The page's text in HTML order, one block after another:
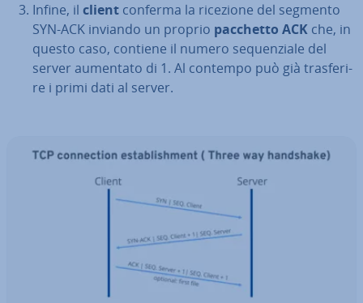
Infine, il client conferma la ricezione del segmento
SYN-ACK inviando un proprio pacchetto ACK che, in
questo caso, contiene il numero se­quen­zia­le del
server aumentato di 1. Al contempo può già tra­sfe­ri­
re i primi dati al server.